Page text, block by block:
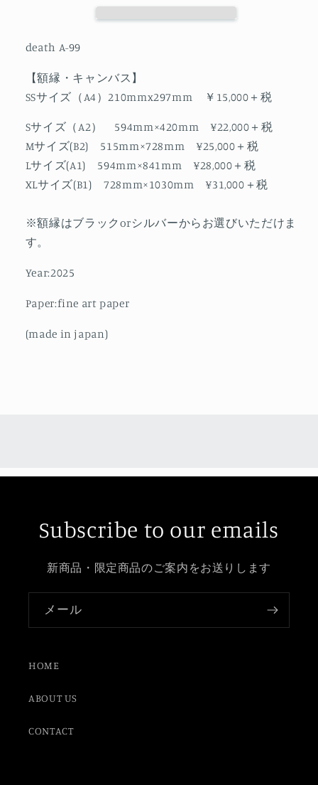
す
増
death A-99
【額縁・キャンバス】
SSサイズ（A4）210mmx297mm ￥15,000＋税
Sサイズ（A2） 594mm×420mm ¥22,000＋税
Mサイズ(B2) 515mm×728mm ¥25,000＋税
Lサイズ(A1) 594mm×841mm ¥28,000＋税
XLサイズ(B1) 728mm×1030mm ¥31,000＋税
※額縁はブラックorシルバーからお選びいただけま
す。
Year:2025
Paper:fine art paper
(made in japan)
Subscribe to our emails
新商品・限定商品のご案内をお送りします
メール
HOME
ABOUT US
CONTACT